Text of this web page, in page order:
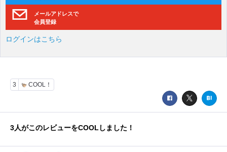
メールアドレスで
会員登録
ログインはこちら
3 COOL！
3人がこのレビューをCOOLしました！